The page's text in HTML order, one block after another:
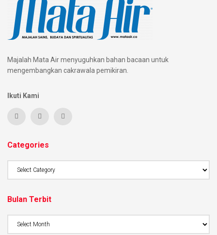
Majalah Mata Air menyuguhkan bahan bacaan untuk
mengembangkan cakrawala pemikiran.
Ikuti Kami
Categories
Bulan Terbit